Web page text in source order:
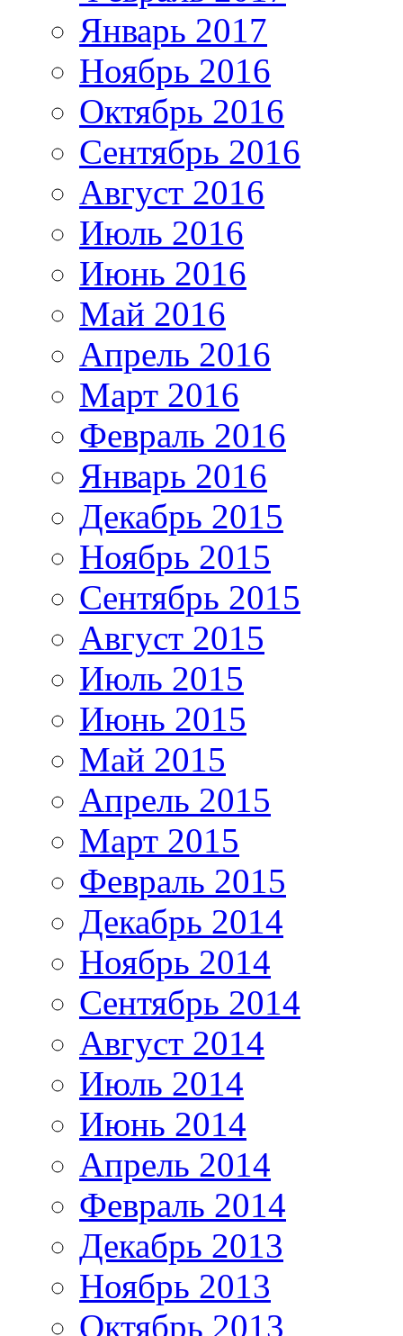
Январь 2017
Ноябрь 2016
Октябрь 2016
Сентябрь 2016
Август 2016
Июль 2016
Июнь 2016
Май 2016
Апрель 2016
Март 2016
Февраль 2016
Январь 2016
Декабрь 2015
Ноябрь 2015
Сентябрь 2015
Август 2015
Июль 2015
Июнь 2015
Май 2015
Апрель 2015
Март 2015
Февраль 2015
Декабрь 2014
Ноябрь 2014
Сентябрь 2014
Август 2014
Июль 2014
Июнь 2014
Апрель 2014
Февраль 2014
Декабрь 2013
Ноябрь 2013
Октябрь 2013